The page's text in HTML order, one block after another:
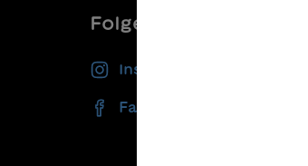
Folgen Sie uns
Instagram
Facebook